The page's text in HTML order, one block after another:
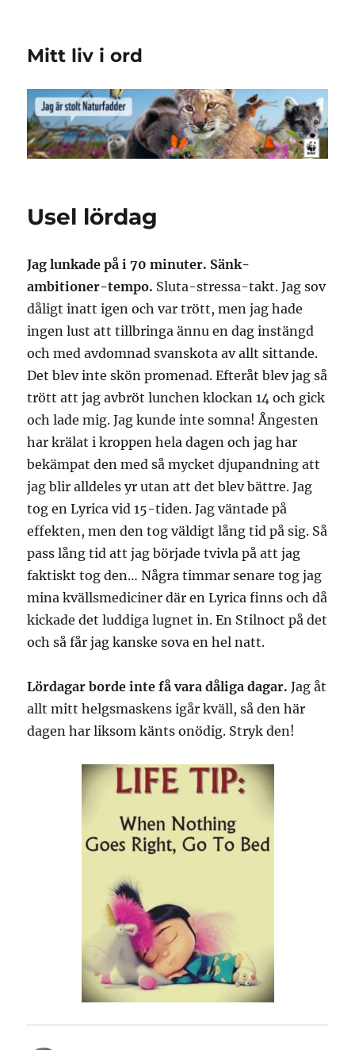
Mitt liv i ord
Usel lördag
Jag lunkade på i 70 minuter. Sänk-
ambitioner-tempo. Sluta-stressa-takt. Jag sov
dåligt inatt igen och var trött, men jag hade
ingen lust att tillbringa ännu en dag instängd
och med avdomnad svanskota av allt sittande.
Det blev inte skön promenad. Efteråt blev jag så
trött att jag avbröt lunchen klockan 14 och gick
och lade mig. Jag kunde inte somna! Ångesten
har krälat i kroppen hela dagen och jag har
bekämpat den med så mycket djupandning att
jag blir alldeles yr utan att det blev bättre. Jag
tog en Lyrica vid 15-tiden. Jag väntade på
effekten, men den tog väldigt lång tid på sig. Så
pass lång tid att jag började tvivla på att jag
faktiskt tog den… Några timmar senare tog jag
mina kvällsmediciner där en Lyrica finns och då
kickade det luddiga lugnet in. En Stilnoct på det
och så får jag kanske sova en hel natt.
Lördagar borde inte få vara dåliga dagar. Jag åt
allt mitt helgsmaskens igår kväll, så den här
dagen har liksom känts onödig. Stryk den!